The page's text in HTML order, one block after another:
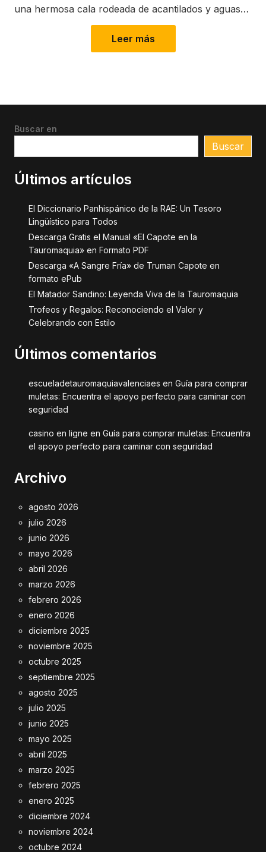
una hermosa cala rodeada de acantilados y aguas…
Leer más
Buscar en
Buscar
Últimos artículos
El Diccionario Panhispánico de la RAE: Un Tesoro
Lingüístico para Todos
Descarga Gratis el Manual «El Capote en la
Tauromaquia» en Formato PDF
Descarga «A Sangre Fría» de Truman Capote en
formato ePub
El Matador Sandino: Leyenda Viva de la Tauromaquia
Trofeos y Regalos: Reconociendo el Valor y
Celebrando con Estilo
Últimos comentarios
escueladetauromaquiavalenciaes en Guía para comprar
muletas: Encuentra el apoyo perfecto para caminar con
seguridad
casino en ligne en Guía para comprar muletas: Encuentra
el apoyo perfecto para caminar con seguridad
Archivo
agosto 2026
julio 2026
junio 2026
mayo 2026
abril 2026
marzo 2026
febrero 2026
enero 2026
diciembre 2025
noviembre 2025
octubre 2025
septiembre 2025
agosto 2025
julio 2025
junio 2025
mayo 2025
abril 2025
marzo 2025
febrero 2025
enero 2025
diciembre 2024
noviembre 2024
octubre 2024